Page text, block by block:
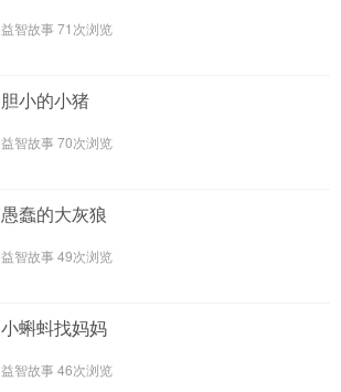
益智故事71次浏览
胆小的小猪
益智故事70次浏览
愚蠢的大灰狼
益智故事49次浏览
小蝌蚪找妈妈
益智故事46次浏览